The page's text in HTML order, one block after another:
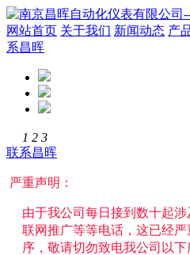
网站首页 关于我们 新闻动态 产
系昌晖
1 2 3
联系昌晖
严重声明：
由于我公司每日接到数十起
联网推广等等电话，这已经
序，敬请切勿致电我公司以